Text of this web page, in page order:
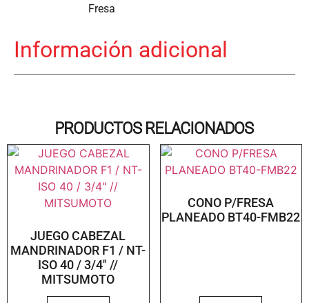
Fresa
Información adicional
PRODUCTOS RELACIONADOS
JUEGO CABEZAL
MANDRINADOR F1 / NT-
ISO 40 / 3/4″ //
MITSUMOTO
CONO P/FRESA
PLANEADO BT40-FMB22